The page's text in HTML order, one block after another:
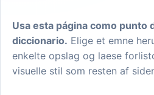
Usa esta página como punto
diccionario. Elige et emne
enkelte opslag og laese
visuelle stil som resten af